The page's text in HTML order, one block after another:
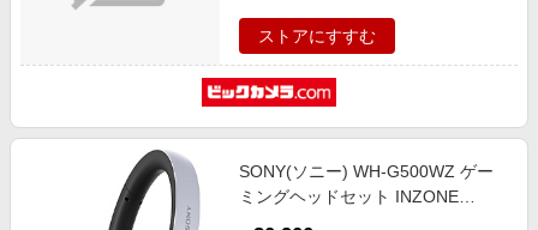
ストアにすすむ
SONY(ソニー) WH-G500WZ ゲー
ミングヘッドセット INZONE